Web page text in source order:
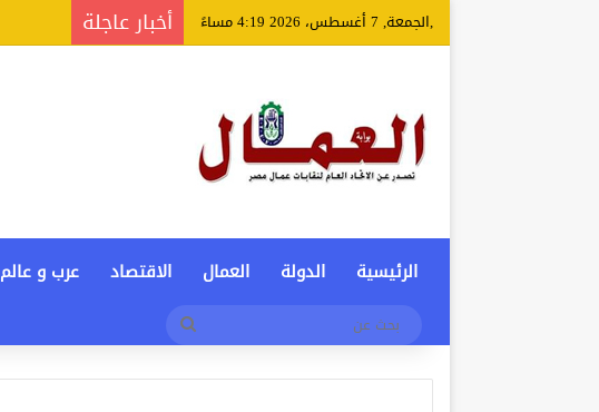
,الجمعة, 7 أغسطس، 2026 4:19 مساءً أخبار عاجلة
الرئيسية الدولة العمال الاقتصاد عرب و عالم